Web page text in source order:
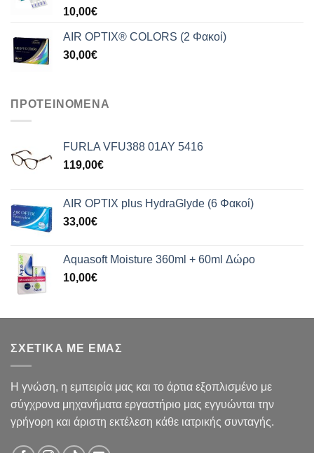
10,00€
AIR OPTIX® COLORS (2 Φακοί)
30,00€
ΠΡΟΤΕΙΝΟΜΕΝΑ
FURLA VFU388 01AY 5416
119,00€
AIR OPTIX plus HydraGlyde (6 Φακοί)
33,00€
Aquasoft Moisture 360ml + 60ml Δώρο
10,00€
ΣΧΕΤΙΚΑ ΜΕ ΕΜΑΣ
Η γνώση, η εμπειρία μας και το άρτια εξοπλισμένο με
σύγχρονα μηχανήματα εργαστήριο μας εγγυώνται την
γρήγορη και άριστη εκτέλεση κάθε ιατρικής συνταγής.